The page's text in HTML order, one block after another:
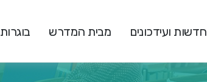
חדשות ועידכונים מבית המדרש בוגרות